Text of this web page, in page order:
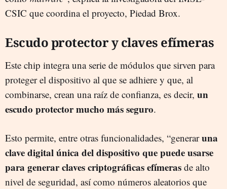
CSIC que coordina el proyecto, Piedad Brox.
Escudo protector y claves efímeras
Este chip integra una serie de módulos que sirven para
proteger el dispositivo al que se adhiere y que, al
combinarse, crean una raíz de confianza, es decir, un
escudo protector mucho más seguro.
Esto permite, entre otras funcionalidades, “generaruna
clave digital única del dispositivo que puede usarse
para generar claves criptográficas efímeras de alto
nivel de seguridad, así como números aleatorios que